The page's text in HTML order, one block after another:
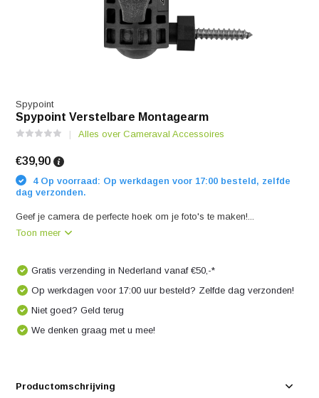
Spypoint
Spypoint Verstelbare Montagearm
Alles over Cameraval Accessoires
€39,90
4 Op voorraad: Op werkdagen voor 17:00 besteld, zelfde
dag verzonden.
Geef je camera de perfecte hoek om je foto's te maken!...
Toon meer
Gratis verzending in Nederland vanaf €50,-*
Op werkdagen voor 17:00 uur besteld? Zelfde dag verzonden!
Niet goed? Geld terug
We denken graag met u mee!
Productomschrijving